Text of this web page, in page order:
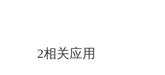
2相关应用